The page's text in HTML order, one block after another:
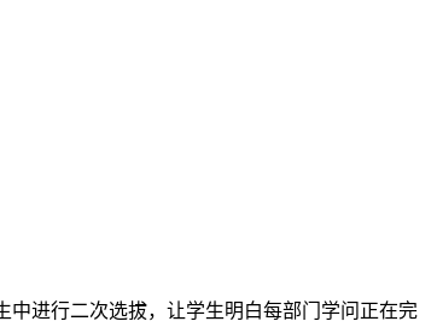
进行二次选拔，让学生明白每部门学问正在完